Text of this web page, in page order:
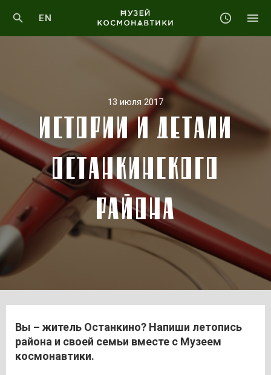
EN
13 июля 2017
ИСТОРИИ И ДЕТАЛИ
ОСТАНКИНСКОГО
РАЙОНА
Вы – житель Останкино? Напиши летопись
района и своей семьи вместе с Музеем
космонавтики.